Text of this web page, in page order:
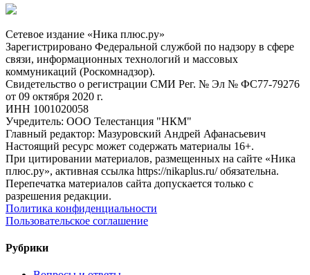
Сетевое издание «Ника плюс.ру»
Зарегистрировано Федеральной службой по надзору в сфере
связи, информационных технологий и массовых
коммуникаций (Роскомнадзор).
Свидетельство о регистрации СМИ Рег. № Эл № ФС77-79276
от 09 октября 2020 г.
ИНН 1001020058
Учредитель: ООО Телестанция "НКМ"
Главный редактор: Мазуровский Андрей Афанасьевич
Настоящий ресурс может содержать материалы 16+.
При цитировании материалов, размещенных на сайте «Ника
плюс.ру», активная ссылка https://nikaplus.ru/ обязательна.
Перепечатка материалов сайта допускается только с
разрешения редакции.
Политика конфиденциальности
Пользовательское соглашение
Рубрики